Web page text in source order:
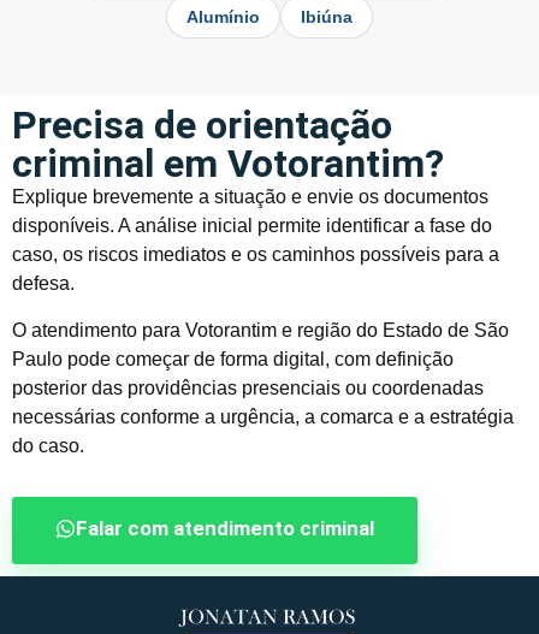
Alumínio Ibiúna
Precisa de orientação
criminal em Votorantim?
Explique brevemente a situação e envie os documentos
disponíveis. A análise inicial permite identificar a fase do
caso, os riscos imediatos e os caminhos possíveis para a
defesa.
O atendimento para Votorantim e região do Estado de São
Paulo pode começar de forma digital, com definição
posterior das providências presenciais ou coordenadas
necessárias conforme a urgência, a comarca e a estratégia
do caso.
Falar com atendimento criminal